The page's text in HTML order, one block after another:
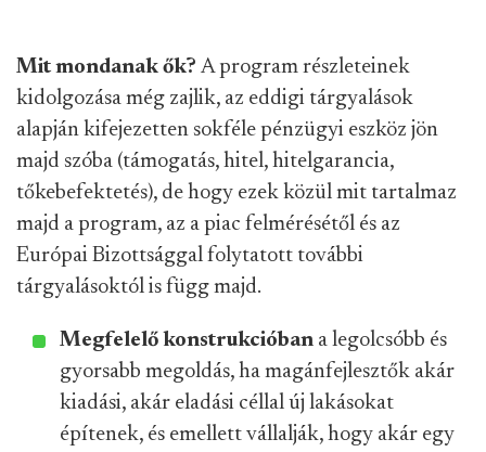
Mit mondanak ők? A program részleteinek
kidolgozása még zajlik, az eddigi tárgyalások
alapján kifejezetten sokféle pénzügyi eszköz jön
majd szóba (támogatás, hitel, hitelgarancia,
tőkebefektetés), de hogy ezek közül mit tartalmaz
majd a program, az a piac felmérésétől és az
Európai Bizottsággal folytatott további
tárgyalásoktól is függ majd.
Megfelelő konstrukcióban a legolcsóbb és
gyorsabb megoldás, ha magánfejlesztők akár
kiadási, akár eladási céllal új lakásokat
építenek, és emellett vállalják, hogy akár egy